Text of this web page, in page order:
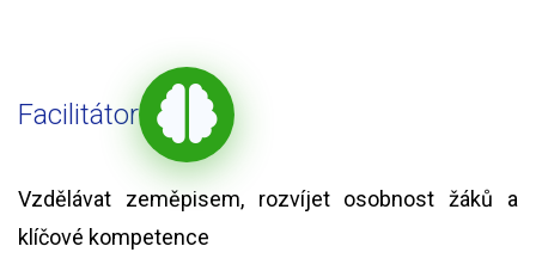
Facilitátor
Vzdělávat zeměpisem, rozvíjet osobnost žáků a
klíčové kompetence